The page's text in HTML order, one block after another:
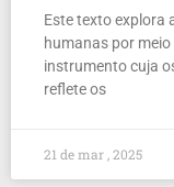
Este texto explora
humanas por
instrumento cuja
reflete os
21 de mar , 2025